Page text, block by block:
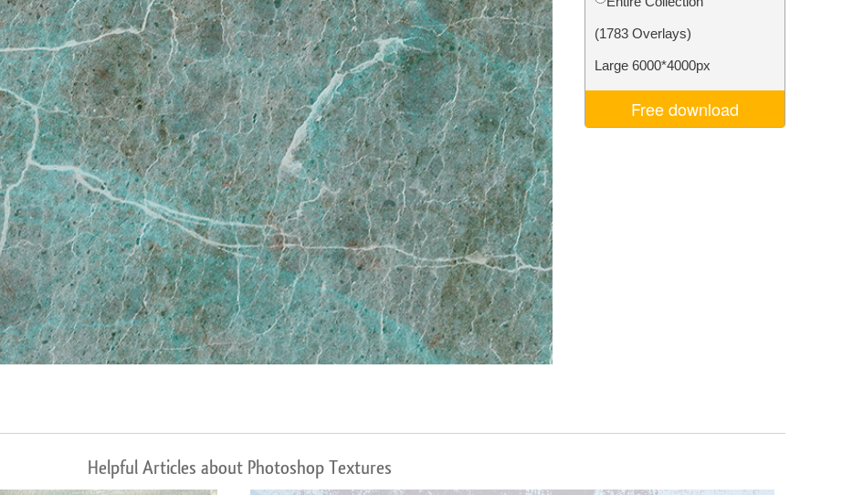
Produktfotoredigering Fotoredigering af smykker AI-træningsdata Video Editing Services
(1783 Overlays)
Large 6000*4000px
Free download
Helpful Articles about Photoshop Textures